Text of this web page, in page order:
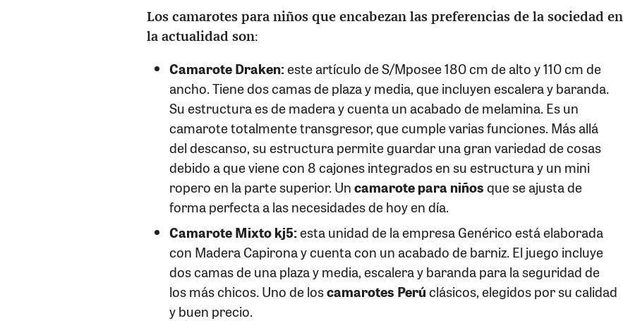
Los camarotes para niños que encabezan las preferencias de la sociedad en
la actualidad son:
Camarote Draken:este artículo de S/Mposee 180 cm de alto y 110 cm de
ancho. Tiene dos camas de plaza y media, que incluyen escalera y baranda.
Su estructura es de madera y cuenta un acabado de melamina. Es un
camarote totalmente transgresor, que cumple varias funciones. Más allá
del descanso, su estructura permite guardar una gran variedad de cosas
debido a que viene con 8 cajones integrados en su estructura y un mini
ropero en la parte superior. Uncamarote para niñosque se ajusta de
forma perfecta a las necesidades de hoy en día.
Camarote Mixto kj5:esta unidad de la empresa Genérico está elaborada
con Madera Capirona y cuenta con un acabado de barniz. El juego incluye
dos camas de una plaza y media, escalera y baranda para la seguridad de
los más chicos. Uno de loscamarotes Perúclásicos, elegidos por su calidad
y buen precio.